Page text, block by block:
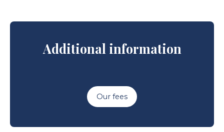
Additional information
Our fees